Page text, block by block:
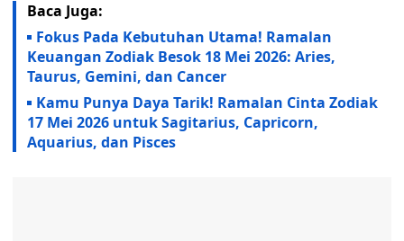
Baca Juga:
Fokus Pada Kebutuhan Utama! Ramalan
Keuangan Zodiak Besok 18 Mei 2026: Aries,
Taurus, Gemini, dan Cancer
Kamu Punya Daya Tarik! Ramalan Cinta Zodiak
17 Mei 2026 untuk Sagitarius, Capricorn,
Aquarius, dan Pisces